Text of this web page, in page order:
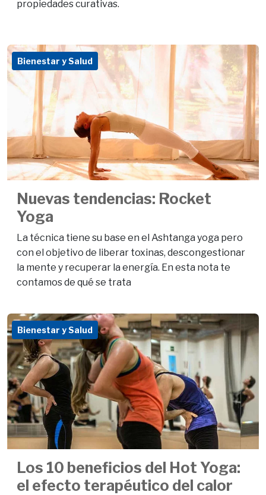
propiedades curativas.
Bienestar y Salud
Nuevas tendencias: Rocket
Yoga
La técnica tiene su base en el Ashtanga yoga pero
con el objetivo de liberar toxinas, descongestionar
la mente y recuperar la energía. En esta nota te
contamos de qué se trata
Bienestar y Salud
Los 10 beneficios del Hot Yoga:
el efecto terapéutico del calor